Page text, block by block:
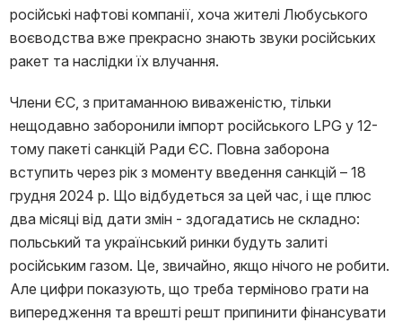
російські нафтові компанії, хоча жителі Любуського
воєводства вже прекрасно знають звуки російських
ракет та наслідки їх влучання.
Члени ЄС, з притаманною виваженістю, тільки
нещодавно заборонили імпорт російського LPG у 12-
тому пакеті санкцій Ради ЄС. Повна заборона
вступить через рік з моменту введення санкцій – 18
грудня 2024 р. Що відбудеться за цей час, і ще плюс
два місяці від дати змін - здогадатись не складно:
польський та український ринки будуть залиті
російським газом. Це, звичайно, якщо нічого не робити.
Але цифри показують, що треба терміново грати на
випередження та врешті решт припинити фінансувати